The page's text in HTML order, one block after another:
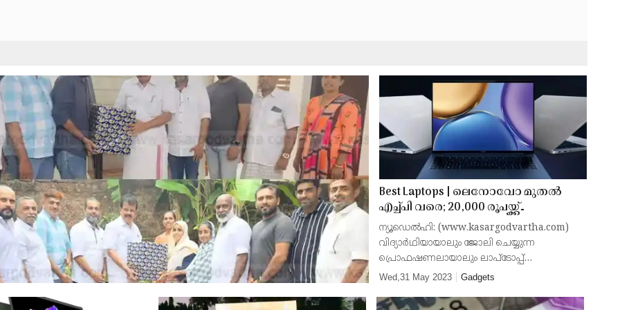
Best Laptops | ലെനോവോ മുതല്‍
എച്ച്പി വരെ; 20,000 രൂപയ്ക്ക്
താഴെയുള്ള മികച്ച ലാപ്ടോപ്പുകള്‍
ന്യൂഡെല്‍ഹി: (www.kasargodvartha.com)
വിദ്യാര്‍ഥിയായാലും ജോലി ചെയ്യുന്ന
പ്രൊഫഷണലായാലും ലാപ്ടോപ്പ്
അത്യാവശ്യമാണ്. വിലകൂടിയ ലാപ്ടോപ്പുകള്‍
എന്നതും സത്യമാണ്.
Wed,31 May 2023 Gadgets